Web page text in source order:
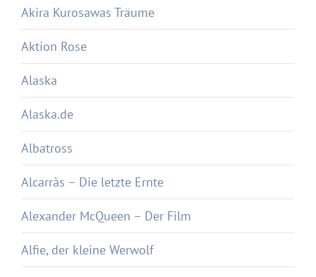
Akira Kurosawas Träume
Aktion Rose
Alaska
Alaska.de
Albatross
Alcarràs – Die letzte Ernte
Alexander McQueen – Der Film
Alfie, der kleine Werwolf